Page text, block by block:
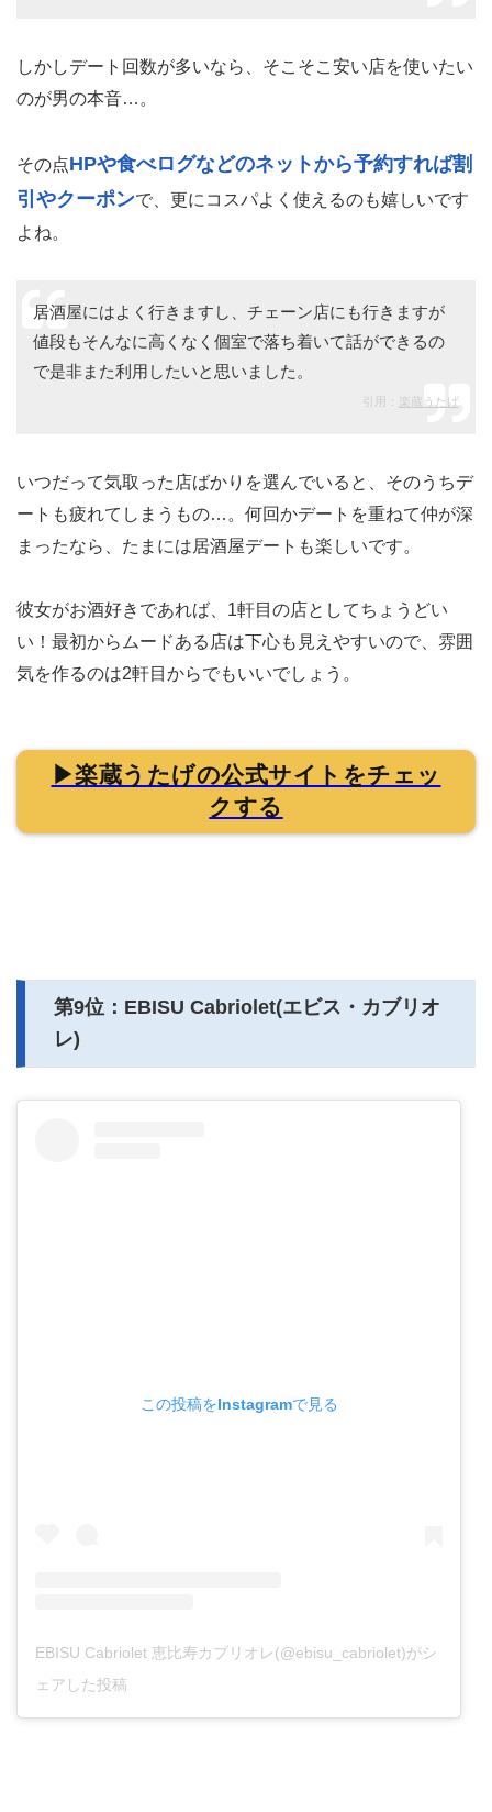
しかしデート回数が多いなら、そこそこ安い店を使いたい
のが男の本音…。
その点HPや食べログなどのネットから予約すれば割
引やクーポンで、更にコスパよく使えるのも嬉しいです
よね。
居酒屋にはよく行きますし、チェーン店にも行きますが
値段もそんなに高くなく個室で落ち着いて話ができるの
で是非また利用したいと思いました。
引用： 楽蔵うたげ
いつだって気取った店ばかりを選んでいると、そのうちデ
ートも疲れてしまうもの…。何回かデートを重ねて仲が深
まったなら、たまには居酒屋デートも楽しいです。
彼女がお酒好きであれば、1軒目の店としてちょうどい
い！最初からムードある店は下心も見えやすいので、雰囲
気を作るのは2軒目からでもいいでしょう。
▶楽蔵うたげの公式サイトをチェッ
クする
第9位：EBISU Cabriolet(エビス・カブリオ
レ)
この投稿をInstagramで見る
EBISU Cabriolet 恵比寿カブリオレ(@ebisu_cabriolet)がシ
ェアした投稿